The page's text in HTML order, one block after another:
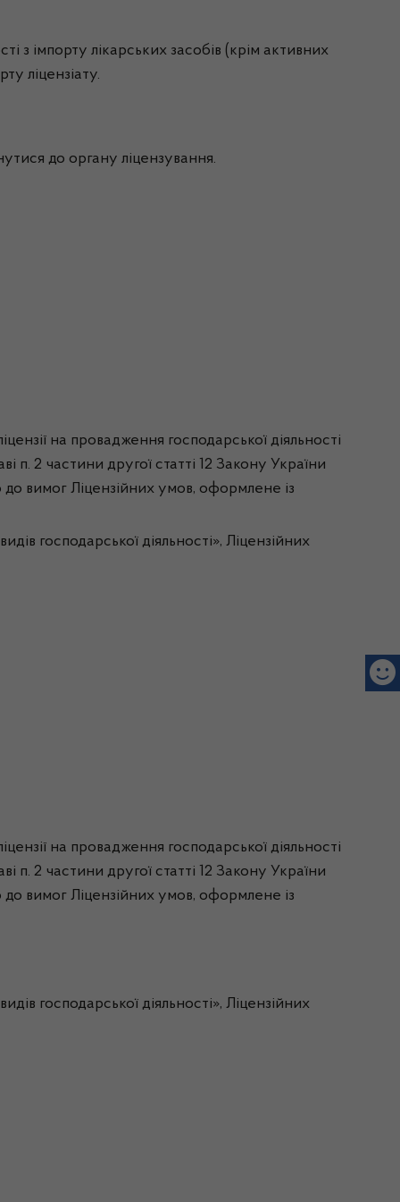
з імпорту лікарських засобів (крім активних
ліцензіату.
до органу ліцензування.
на провадження господарської діяльності
п. 2 частини другої статті 12 Закону України
до вимог Ліцензійних умов, оформлене із
господарської діяльності», Ліцензійних
на провадження господарської діяльності
п. 2 частини другої статті 12 Закону України
до вимог Ліцензійних умов, оформлене із
господарської діяльності», Ліцензійних